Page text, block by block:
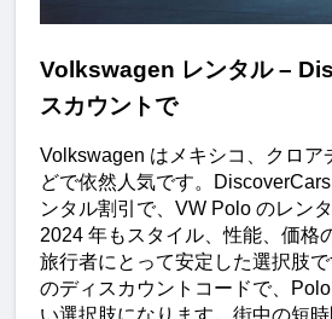
Volkswagen レンタル –
スカウントで
Volkswagen はメキシコ、クロア
どで依然人気です。
ンタル割引で、VW Polo のレン
2024 年もスタイル、性能、価格
旅行者にとって安定した選択肢
のディスカウントコードで、
い選択肢になります。街中の短